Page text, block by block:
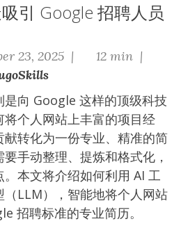
引 Google 招聘人员
23, 2025 |
12 min |
向 Google 这样的顶级科技
个人网站上丰富的项目经
转化为一份专业、精准的简
手动整理、提炼和格式化，
本文将介绍如何利用 AI 工
LLM），智能地将个人网站
招聘标准的专业简历。